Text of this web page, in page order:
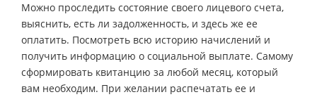
Можно проследить состояние своего лицевого счета,
выяснить, есть ли задолженность, и здесь же ее
оплатить. Посмотреть всю историю начислений и
получить информацию о социальной выплате. Самому
сформировать квитанцию за любой месяц, который
вам необходим. При желании распечатать ее и